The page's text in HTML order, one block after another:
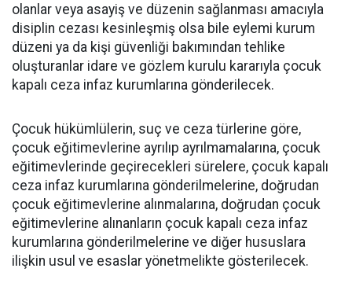
olanlar veya asayiş ve düzenin sağlanması amacıyla
disiplin cezası kesinleşmiş olsa bile eylemi kurum
düzeni ya da kişi güvenliği bakımından tehlike
oluşturanlar idare ve gözlem kurulu kararıyla çocuk
kapalı ceza infaz kurumlarına gönderilecek.
Çocuk hükümlülerin, suç ve ceza türlerine göre,
çocuk eğitimevlerine ayrılıp ayrılmamalarına, çocuk
eğitimevlerinde geçirecekleri sürelere, çocuk kapalı
ceza infaz kurumlarına gönderilmelerine, doğrudan
çocuk eğitimevlerine alınmalarına, doğrudan çocuk
eğitimevlerine alınanların çocuk kapalı ceza infaz
kurumlarına gönderilmelerine ve diğer hususlara
ilişkin usul ve esaslar yönetmelikte gösterilecek.